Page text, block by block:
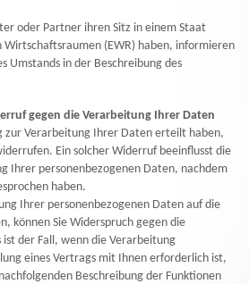
oder Partner ihren Sitz in einem Staat
Wirtschaftsraumen (EWR) haben, informieren
Umstands in der Beschreibung des
gegen die Verarbeitung Ihrer Daten
zur Verarbeitung Ihrer Daten erteilt haben,
Ein solcher Widerruf beeinflusst die
Ihrer personenbezogenen Daten, nachdem
haben.
Ihrer personenbezogenen Daten auf die
können Sie Widerspruch gegen die
der Fall, wenn die Verarbeitung
eines Vertrags mit Ihnen erforderlich ist,
Beschreibung der Funktionen